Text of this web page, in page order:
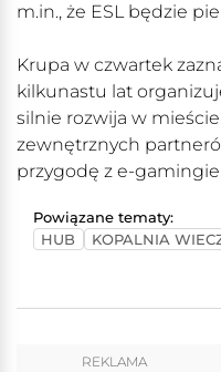
m.in., że ESL będzie
Krupa w czwartek
kilkunastu lat
silnie rozwija w
zewnętrznych
przygodę z e-
Powiązane tematy:
HUB
KOPALNIA
REKLAMA